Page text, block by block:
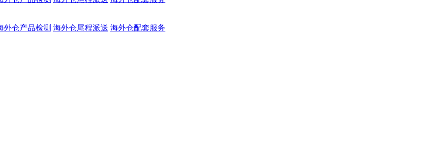
外仓产品检测 海外仓尾程派送 海外仓配套服务